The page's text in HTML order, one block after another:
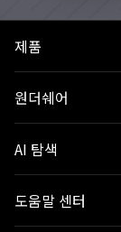
제품
원더쉐어
AI 탐색
도움말 센터